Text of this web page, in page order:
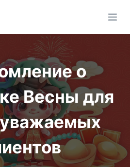
о
Весны для